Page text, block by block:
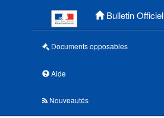
Bulletin Officiel
Documents opposables
Aide
Nouveautés